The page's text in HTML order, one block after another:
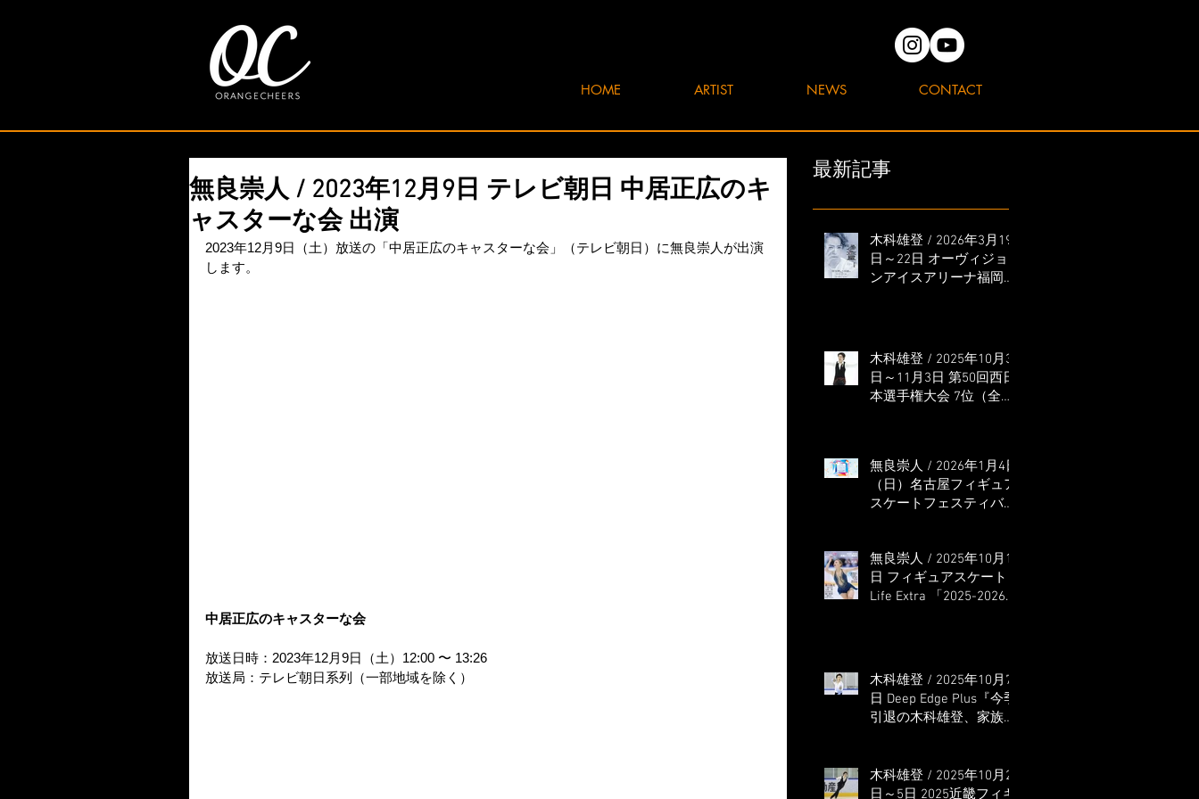
HOME ARTIST NEWS CONTACT
無良崇人 / 2023年12月9日 テレビ朝日 中居正広のキ
ャスターな会 出演
2023年12月9日（土）放送の「中居正広のキャスターな会」（テレビ朝日）に無良崇人が出演
します。
中居正広のキャスターな会
放送日時：2023年12月9日（土）12:00 〜 13:26
放送局：テレビ朝日系列（一部地域を除く）
最新記事
木科雄登 / 2026年3月19
日～22日 オーヴィジョ
ンアイスアリーナ福岡
木科雄登 / 2025年10月31
日～11月3日 第50回西日
本選手権大会 7位（全日
無良崇人 / 2026年1月4日
（日）名古屋フィギュア
スケートフェスティバル
無良崇人 / 2025年10月16
日 フィギュアスケート
Life Extra 「2025-2026
木科雄登 / 2025年10月7
日 Deep Edge Plus『今季
引退の木科雄登、家族や
全日本、絶対見に来
て」』
木科雄登 / 2025年10月2
日～5日 2025近畿フィギ